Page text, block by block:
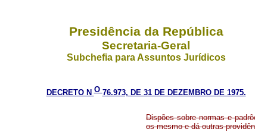
Presidência da República
Secretaria-Geral
Subchefia para Assuntos Jurídicos
DECRETO NO 76.973, DE 31 DE DEZEMBRO DE 1975.
Dispões sobre normas e
os mesmo e dá outras